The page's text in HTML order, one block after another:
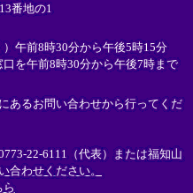
番地の1
午前8時30分から午後5時15分
を午前8時30分から午後7時まで
あるお問い合わせから行ってくだ
22-6111（代表）または福知山
合わせください。
ら